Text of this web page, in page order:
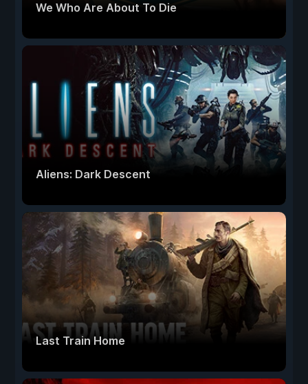
We Who Are About To Die
Aliens: Dark Descent
Last Train Home